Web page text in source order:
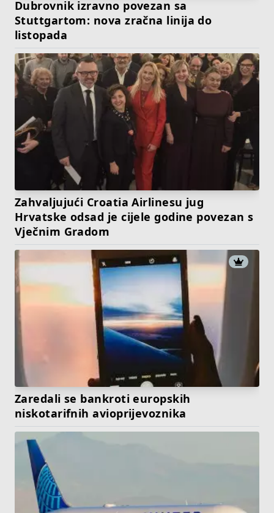
Dubrovnik izravno povezan sa
Stuttgartom: nova zračna linija do
listopada
Zahvaljujući Croatia Airlinesu jug
Hrvatske odsad je cijele godine povezan s
Vječnim Gradom
Zaredali se bankroti europskih
niskotarifnih avioprijevoznika